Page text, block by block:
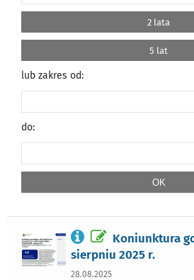
2 lata
5 lat
lub zakres od:
do:
Koniunktura
sierpniu 2025 r.
28.08.2025